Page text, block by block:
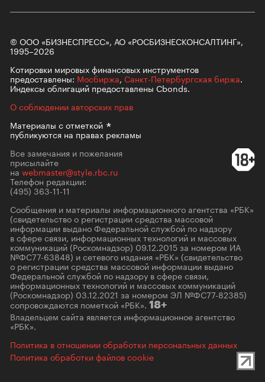
© ООО «БИЗНЕСПРЕСС», АО «РОСБИЗНЕСКОНСАЛТИНГ»,
1995–2026
Котировки мировых финансовых инструментов
предоставлены: Мосбиржа, Санкт-Петербургская биржа.
Индексы облигаций предоставлены Cbonds.
О соблюдении авторских прав
Материалы сотметкой
публикуются на правах рекламы
Все замечания и пожелания
присылайте
на webmaster@style.rbc.ru
Телефон редакции:
(495) 363-11-11
Сообщения и материалы информационного агентства «РБК»
(свидетельство о регистрации средства массовой
информации выдано Федеральной службой по надзору
в сфере связи, информационных технологий и массовых
коммуникаций (Роскомнадзор) 09.12.2015 за номером ИА
№ФС77-63848) и сетевого издания «РБК» (свидетельство
о регистрации средства массовой информации выдано
Федеральной службой по надзору в сфере связи,
информационных технологий и массовых коммуникаций
(Роскомнадзор) 03.12.2021 за номером ЭЛ №ФС77-82385)
сопровождаются пометкой «РБК». 18+
Владельцем сайта является информационное агентство
«РБК».
Политика в отношении обработки персональных данных
Политика обработки файлов cookie